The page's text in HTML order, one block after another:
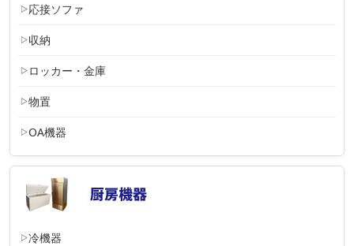
応接ソファ
収納
ロッカー・金庫
物置
OA機器
冷機器